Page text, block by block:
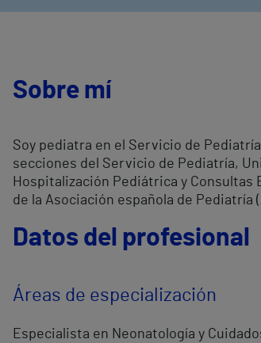
Sobre mí
Soy pediatra en el Servicio de
secciones del Servicio de Pediatría,
Hospitalización Pediátrica y Consultas
de la Asociación española de Pediatría
Datos del profesional
Áreas de especialización
Especialista en Neonatología y